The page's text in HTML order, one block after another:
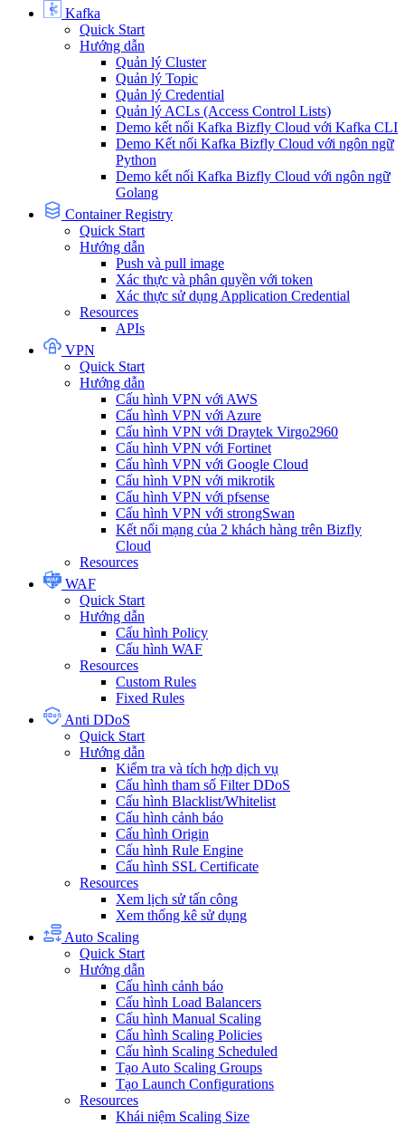
Kafka
Quick Start
Hướng dẫn
Quản lý Cluster
Quản lý Topic
Quản lý Credential
Quản lý ACLs (Access Control Lists)
Demo kết nối Kafka Bizfly Cloud với Kafka CLI
Demo Kết nối Kafka Bizfly Cloud với ngôn ngữ
Python
Demo kết nối Kafka Bizfly Cloud với ngôn ngữ
Golang
Container Registry
Quick Start
Hướng dẫn
Push và pull image
Xác thực và phân quyền với token
Xác thực sử dụng Application Credential
Resources
APIs
VPN
Quick Start
Hướng dẫn
Cấu hình VPN với AWS
Cấu hình VPN với Azure
Cấu hình VPN với Draytek Virgo2960
Cấu hình VPN với Fortinet
Cấu hình VPN với Google Cloud
Cấu hình VPN với mikrotik
Cấu hình VPN với pfsense
Cấu hình VPN với strongSwan
Kết nối mạng của 2 khách hàng trên Bizfly
Cloud
Resources
WAF
Quick Start
Hướng dẫn
Cấu hình Policy
Cấu hình WAF
Resources
Custom Rules
Fixed Rules
Anti DDoS
Quick Start
Hướng dẫn
Kiểm tra và tích hợp dịch vụ
Cấu hình tham số Filter DDoS
Cấu hình Blacklist/Whitelist
Cấu hình cảnh báo
Cấu hình Origin
Cấu hình Rule Engine
Cấu hình SSL Certificate
Resources
Xem lịch sử tấn công
Xem thống kê sử dụng
Auto Scaling
Quick Start
Hướng dẫn
Cấu hình cảnh báo
Cấu hình Load Balancers
Cấu hình Manual Scaling
Cấu hình Scaling Policies
Cấu hình Scaling Scheduled
Tạo Auto Scaling Groups
Tạo Launch Configurations
Resources
Khái niệm Scaling Size